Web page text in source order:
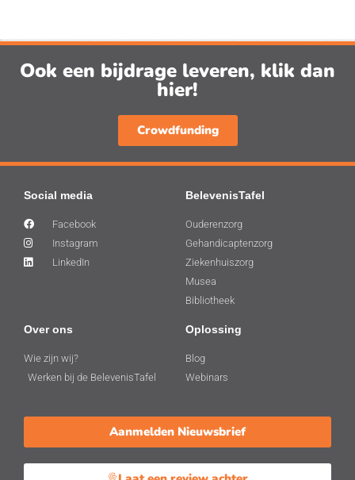
Ook een bijdrage leveren, klik dan
hier!
Crowdfunding
Social media
Facebook
Instagram
LinkedIn
BelevenisTafel
Ouderenzorg
Gehandicaptenzorg
Ziekenhuiszorg
Musea
Bibliotheek
Over ons
Wie zijn wij?
Werken bij de BelevenisTafel
Oplossing
Blog
Webinars
Aanmelden Nieuwsbrief